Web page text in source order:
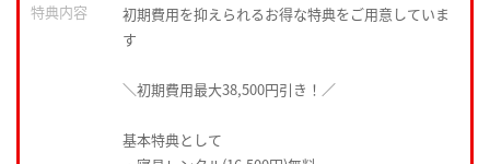
特典内容
初期費用を抑えられるお得な特典をご用意していま
す
＼初期費用最大38,500円引き！／
基本特典として